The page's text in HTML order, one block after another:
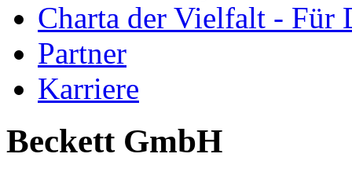
Charta der Vielfalt - Für
Partner
Karriere
Beckett GmbH